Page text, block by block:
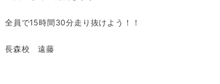
全員で15時間30分走り抜けよう！！
長森校 遠藤